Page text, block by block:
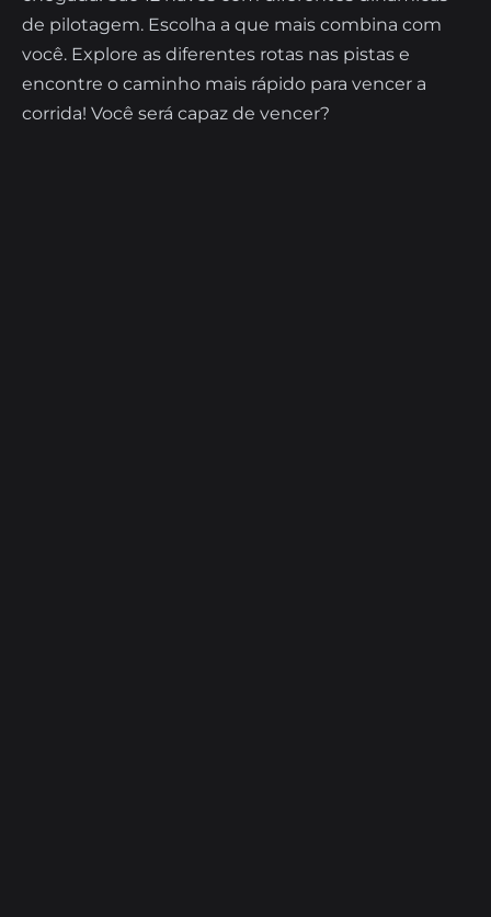
de pilotagem. Escolha a que mais combina com
você. Explore as diferentes rotas nas pistas e
encontre o caminho mais rápido para vencer a
corrida! Você será capaz de vencer?